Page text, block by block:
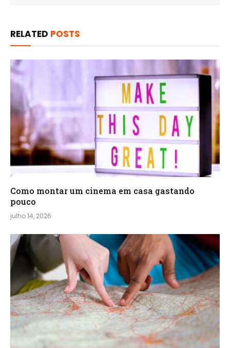
RELATED POSTS
Como montar um cinema em casa gastando
pouco
julho 14, 2026